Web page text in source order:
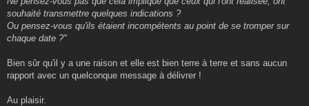
souhaité transmettre quelques indications ?
Ou pensez-vous qu'ils étaient incompétents au point de se tromper sur
chaque date ?"
Bien sûr qu'il y a une raison et elle est bien terre à terre et sans aucun
rapport avec un quelconque message à délivrer !
Au plaisir.